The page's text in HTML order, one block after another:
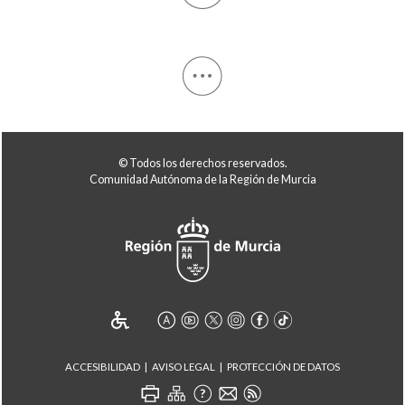
© Todos los derechos reservados.
Comunidad Autónoma de la Región de Murcia
ACCESIBILIDAD AVISO LEGAL PROTECCIÓN DE DATOS